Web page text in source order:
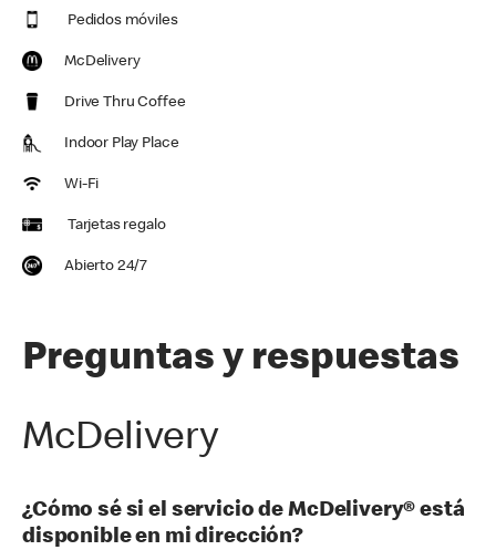
Pedidos móviles
McDelivery
Drive Thru Coffee
Indoor Play Place
Wi-Fi
Tarjetas regalo
Abierto 24/7
Preguntas y respuestas
McDelivery
¿Cómo sé si el servicio de McDelivery® está
disponible en mi dirección?